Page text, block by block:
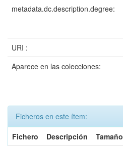
metadata.dc.description.degree:
URI :
Aparece en las colecciones:
Ficheros en este ítem:
Fichero
Descripción Tamaño